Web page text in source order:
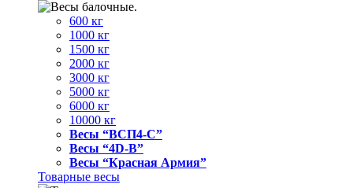
600 кг
1000 кг
1500 кг
2000 кг
3000 кг
5000 кг
6000 кг
10000 кг
Весы “ВСП4-С”
Весы “4D-В”
Весы “Красная Армия”
Товарные весы